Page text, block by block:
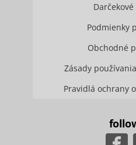
Podmienky
Obchodné
Zásady
Pravidlá ochrany